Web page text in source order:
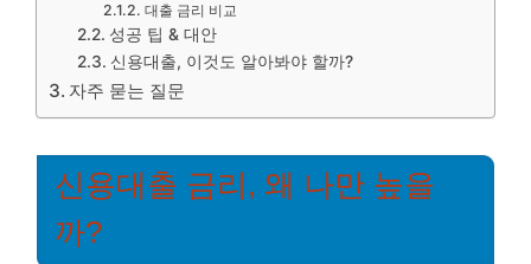
대출 금리 비교
성공 팁 & 대안
신용대출, 이것도 알아봐야 할까?
자주 묻는 질문
신용대출 금리, 왜 나만 높을
까?